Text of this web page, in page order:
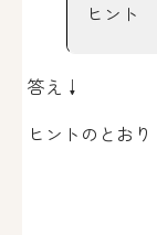
ヒント
答え↓
ヒントのとおり